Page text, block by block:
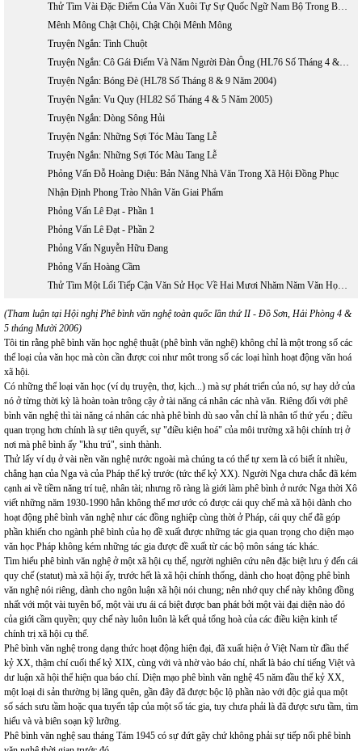
Thử Tìm Vài Đặc Điểm Của Văn Xuôi Tự Sự Quốc Ngữ Nam Bộ Trong Bước Khởi Đầu
Mênh Mông Chật Chội, Chật Chội Mênh Mông
Truyện Ngắn: Tình Chuột
Truyện Ngắn: Cô Gái Điếm Và Năm Người Đàn Ông (HL76 Số Tháng 4 & 5 Năm 2004)
Truyện Ngắn: Bóng Đè (HL78 Số Tháng 8 & 9 Năm 2004)
Truyện Ngắn: Vu Quy (HL82 Số Tháng 4 & 5 Năm 2005)
Truyện Ngắn: Dòng Sông Hủi
Truyện Ngắn: Những Sợi Tóc Màu Tang Lễ
Truyện Ngắn: Những Sợi Tóc Màu Tang Lễ
Phỏng Vấn Đỗ Hoàng Diệu: Bản Năng Nhà Văn Trong Xã Hội Đồng Phục
Nhận Định Phong Trào Nhân Văn Giai Phẩm
Phỏng Vấn Lê Đạt - Phần 1
Phỏng Vấn Lê Đạt - Phần 2
Phỏng Vấn Nguyễn Hữu Đang
Phỏng Vấn Hoàng Cầm
Thử Tìm Một Lối Tiếp Cận Văn Sử Học Về Hai Mươi Nhăm Năm Văn Học Việt Nam Hải Ngoại 1975 - 2000
(Tham luận tại Hội nghị Phê bình văn nghệ toàn quốc lần thứ II - Đồ Sơn, Hải Phòng 4 &
5 tháng Mười 2006)
Tôi tin rằng phê bình văn học nghệ thuật (phê bình văn nghệ) không chỉ là một trong số các
thể loại của văn học mà còn cần được coi như môt trong số các loại hình hoạt động văn hoá
xã hội.
Có những thể loại văn học (ví dụ truyện, thơ, kịch...) mà sự phát triển của nó, sự hay dở của
nó ở từng thời kỳ là hoàn toàn trông cậy ở tài năng cá nhân các nhà văn. Riêng đối với phê
bình văn nghệ thì tài năng cá nhân các nhà phê bình dù sao vẫn chỉ là nhân tố thứ yếu ; điều
quan trọng hơn chính là sự tiên quyết, sự "điều kiện hoá" của môi trường xã hội chính trị ở
nơi mà phê bình ấy "khu trú", sinh thành.
Thử lấy ví dụ ở vài nền văn nghệ nước ngoài mà chúng ta có thể tự xem là có biết ít nhiều,
chẳng hạn của Nga và của Pháp thế kỷ trước (tức thế kỷ XX). Người Nga chưa chắc đã kém
cạnh ai về tiềm năng trí tuệ, nhân tài; nhưng rõ ràng là giới làm phê bình ở nước Nga thời Xô
viết những năm 1930-1990 hẳn không thể mơ ước có được cái quy chế mà xã hội dành cho
hoạt động phê bình văn nghệ như các đồng nghiệp cùng thời ở Pháp, cái quy chế đã góp
phần khiến cho ngành phê bình của họ đề xuất được những tác gia quan trọng cho diện mạo
văn học Pháp không kém những tác gia được đề xuất từ các bộ môn sáng tác khác.
Tìm hiểu phê bình văn nghệ ở một xã hội cụ thể, người nghiên cứu nên đặc biệt lưu ý đến cái
quy chế (statut) mà xã hội ấy, trước hết là xã hội chính thống, dành cho hoạt động phê bình
văn nghệ nói riêng, dành cho ngôn luận xã hội nói chung; nên nhớ quy chế này không đồng
nhất với một vài tuyên bố, một vài ưu ái cá biệt được ban phát bởi một vài đại diện nào đó
của giới cầm quyền; quy chế này luôn luôn là kết quả tổng hoà của các điều kiện kinh tế
chính trị xã hội cụ thể.
Phê bình văn nghệ trong dạng thức hoạt động hiện đại, đã xuất hiện ở Việt Nam từ đầu thế
kỷ XX, thậm chí cuối thế kỷ XIX, cùng với và nhờ vào báo chí, nhất là báo chí tiếng Việt và
dư luận xã hội thể hiện qua báo chí. Diện mạo phê bình văn nghệ 45 năm đầu thế kỷ XX,
một loại di sản thường bị lãng quên, gần đây đã được bộc lộ phần nào với độc giả qua một
số sách sưu tầm hoặc qua tuyển tập của một số tác gia, tuy chưa phải là đã được sưu tầm, tìm
hiểu và và biên soạn kỹ lưỡng.
Phê bình văn nghệ sau tháng Tám 1945 có sự đứt gãy chứ không phải sự tiếp nối phê bình